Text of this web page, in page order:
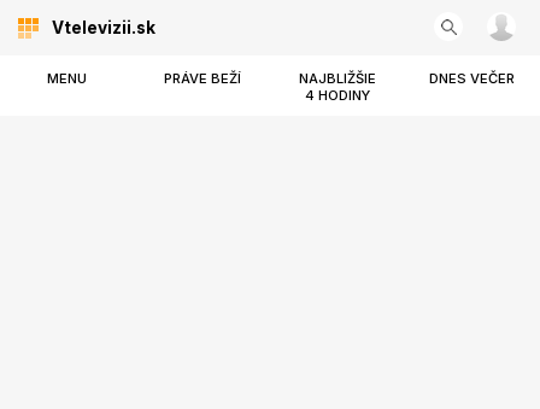
Vtelevizii.sk
MENU PRÁVE BEŽÍ
NAJBLIŽŠIE
4 HODINY
DNES VEČER